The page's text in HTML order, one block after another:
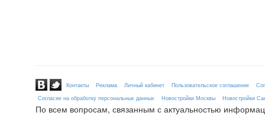
Контакты Реклама Личный кабинет Пользовательское соглашение
Согласие на обработку персональных данных
Новостройки Москвы Новостройки
По всем вопросам, связанным с актуальностью